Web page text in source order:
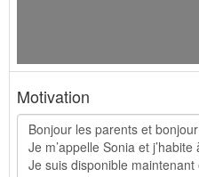
Motivation